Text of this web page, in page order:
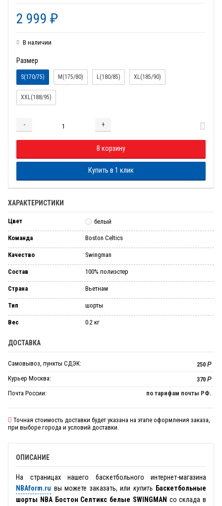
2 999 ₽
В наличии
Размер
S(170/75) M(175/80) L(180/85) XL(185/90)
XXL(188/95)
- +
Добавляется...
В корзину
Добавлен
Купить в 1 клик
ХАРАКТЕРИСТИКИ
Цвет белый
Команда Boston Celtics
Качество Swingman
Состав 100% полиэстер
Страна Вьетнам
Тип шорты
Вес 0.2 кг
ДОСТАВКА
Самовывоз, пункты СДЭК: 250 Р
Курьер Москва:
370 Р
Почта России:
по тарифам почты РФ.
Точная стоимость доставки будет указана на этапе оформления заказа,
при выборе города и условий доставки.
ОПИСАНИЕ
На страницах нашего баскетбольного интернет-магазина
NBAform.ru вы можете заказать, или купить Баскетбольные
шорты NBA Бостон Селтикс белые SWINGMAN со склада в